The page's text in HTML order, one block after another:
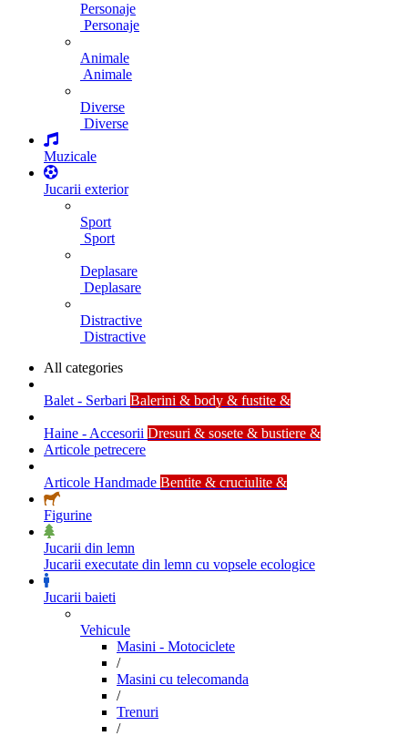
Personaje
Personaje
Animale
Animale
Diverse
Diverse
Muzicale
Jucarii exterior
Sport
Sport
Deplasare
Deplasare
Distractive
Distractive
All categories
Balet - Serbari Balerini & body & fustite &
Haine - Accesorii Dresuri & sosete & bustiere &
Articole petrecere
Articole Handmade Bentite & cruciulite &
Figurine
Jucarii din lemn
Jucarii executate din lemn cu vopsele ecologice
Jucarii baieti
Vehicule
Masini - Motociclete
/
Masini cu telecomanda
/
Trenuri
/